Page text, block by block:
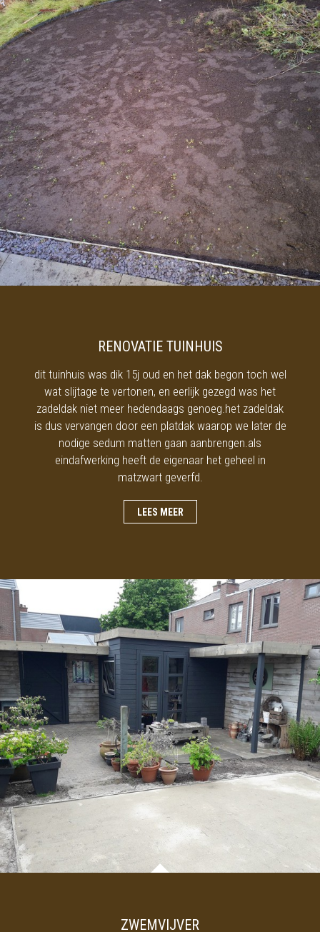
RENOVATIE TUINHUIS
dit tuinhuis was dik 15j oud en het dak begon toch wel
wat slijtage te vertonen, en eerlijk gezegd was het
zadeldak niet meer hedendaags genoeg.het zadeldak
is dus vervangen door een platdak waarop we later de
nodige sedum matten gaan aanbrengen.als
eindafwerking heeft de eigenaar het geheel in
matzwart geverfd.
LEES MEER
ZWEMVIJVER